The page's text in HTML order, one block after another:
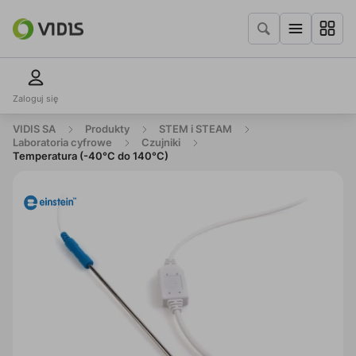
Zaloguj się
VIDIS SA Produkty
STEM i STEAM
Laboratoria cyfrowe
Czujniki
Temperatura (-40°C do 140°C)